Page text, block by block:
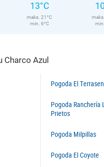
13°C
maks. 21°C
min. 6°C
Azul
Pogoda El
Pogoda Ranchería
Prietos
Pogoda Milpillas
Pogoda El Coyote